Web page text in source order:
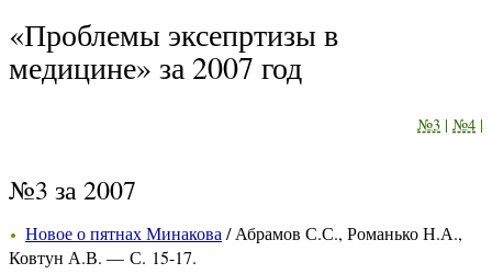
«Проблемы эксепртизы в
медицине» за 2007 год
№3 | №4 |
№3 за 2007
Новое о пятнах Минакова / Абрамов С.С., Романько Н.А.,
Ковтун А.В. — С. 15-17.